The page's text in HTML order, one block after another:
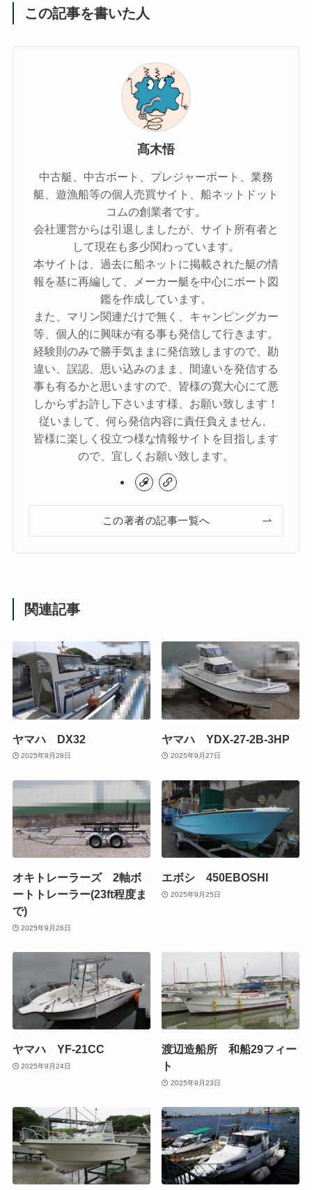
この記事を書いた人
髙木悟
中古艇、中古ボート、プレジャーボート、業務
艇、遊漁船等の個人売買サイト、船ネットドット
コムの創業者です。
会社運営からは引退しましたが、サイト所有者と
して現在も多少関わっています。
本サイトは、過去に船ネットに掲載された艇の情
報を基に再編して、メーカー艇を中心にボート図
鑑を作成しています。
また、マリン関連だけで無く、キャンピングカー
等、個人的に興味が有る事も発信して行きます。
経験則のみで勝手気ままに発信致しますので、勘
違い、誤認、思い込みのまま、間違いを発信する
事も有るかと思いますので、皆様の寛大心にて悪
しからずお許し下さいます様、お願い致します！
従いまして、何ら発信内容に責任負えません。
皆様に楽しく役立つ様な情報サイトを目指します
ので、宜しくお願い致します。
この著者の記事一覧へ
関連記事
ヤマハ DX32
2025年9月28日
ヤマハ YDX-27-2B-3HP
2025年9月27日
オキトレーラーズ 2軸ボ
ートトレーラー(23ft程度ま
で)
2025年9月26日
エボシ 450EBOSHI
2025年9月25日
ヤマハ YF-21CC
2025年9月24日
渡辺造船所 和船29フィー
ト
2025年9月23日